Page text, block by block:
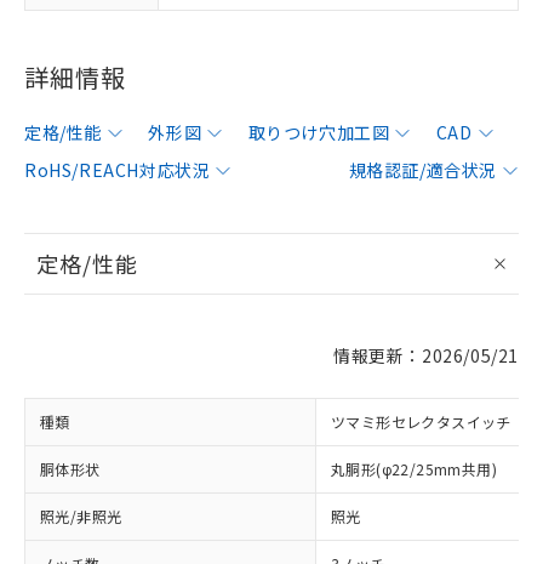
詳細情報
定格/性能 外形図 取りつけ穴加工図
CAD
RoHS/REACH対応状況
規格認証/適合状況
定格/性能
情報更新：2026/05/21
種類 ツマミ形セレクタスイッチ
胴体形状 丸胴形(φ22/25mm共用)
照光/非照光 照光